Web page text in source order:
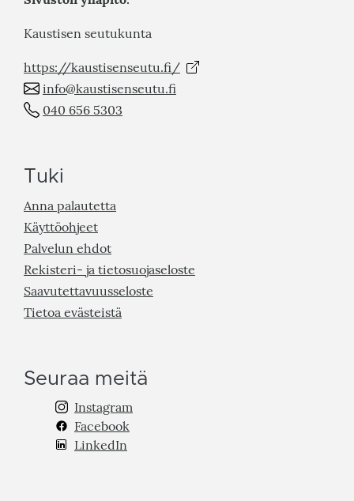
Kaustisen seutukunta
https://kaustisenseutu.fi/
info@kaustisenseutu.fi
040 656 5303
Tuki
Anna palautetta
Käyttöohjeet
Palvelun ehdot
Rekisteri- ja tietosuojaseloste
Saavutettavuusseloste
Tietoa evästeistä
Seuraa meitä
Instagram
Facebook
LinkedIn